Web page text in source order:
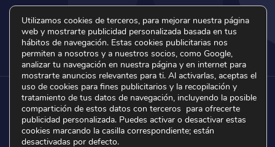
© 2023 Wanderoute - Sitio web Desarrollado por
Política de privacidad-Política de Cookies
Utilizamos cookies de terceros, para mejorar nuestra página
web y mostrarte publicidad personalizada basada en tus
hábitos de navegación. Estas cookies publicitarias nos
permiten a nosotros y a nuestros socios, como Google,
analizar tu navegación en nuestra página y en internet para
mostrarte anuncios relevantes para ti. Al activarlas, aceptas el
uso de cookies para fines publicitarios y la recopilación y
tratamiento de tus datos de navegación, incluyendo la posible
compartición de estos datos con terceros para ofrecerte
publicidad personalizada. Puedes activar o desactivar estas
cookies marcando la casilla correspondiente; están
desactivadas por defecto.